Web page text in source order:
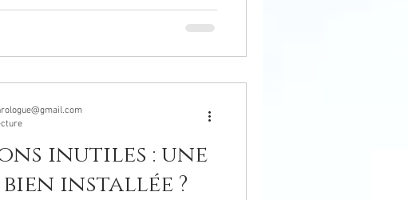
inutiles : une
installée ?